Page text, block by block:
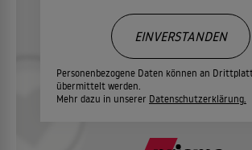
Personenbezogene Daten können an
übermittelt werden.
Mehr dazu in unserer Datenschutzerklärung.
EINVERSTANDEN